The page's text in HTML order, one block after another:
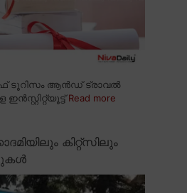
ഓഫ് ടൂറിസം ആൻഡ് ട്രാവൽ
ഇൻസ്റ്റിറ്റ്യൂട്ട്Read more
കിറ്റ്സിലും